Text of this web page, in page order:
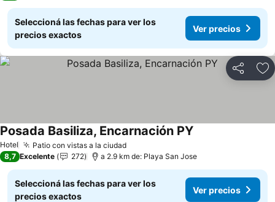
Seleccioná las fechas para ver los
precios exactos
Ver precios
Compartir
Hotel Patio con vistas a la ciudad
Posada Basiliza, Encarnación PY
8,7 Excelente 272 a 2.9 km de: Playa San Jose
Seleccioná las fechas para ver los
precios exactos
Ver precios